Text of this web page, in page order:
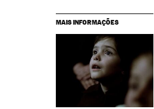
MAIS INFORMAÇÕES